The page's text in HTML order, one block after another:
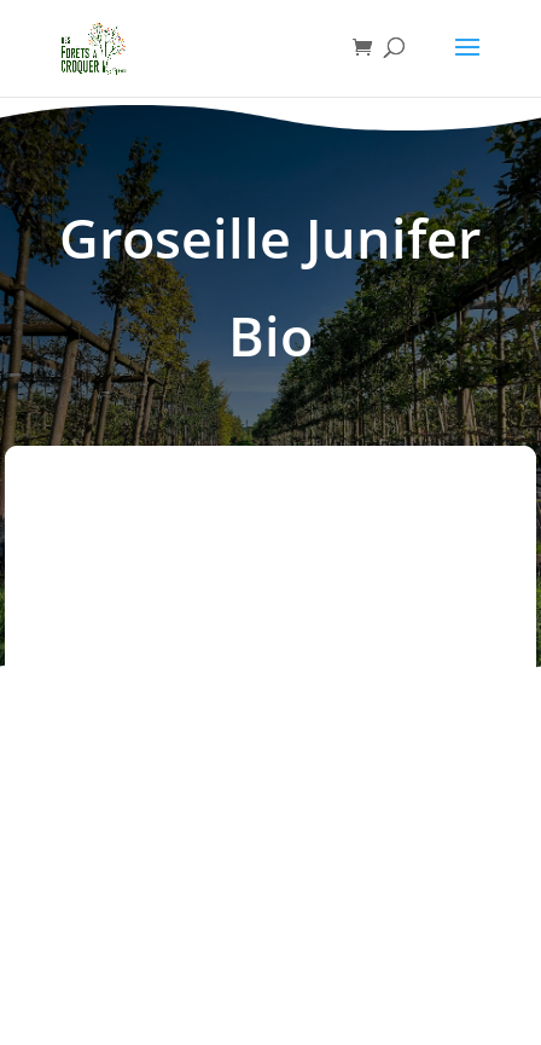
Groseille Junifer
Bio